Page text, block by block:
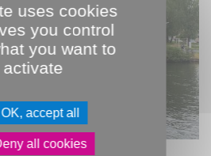
uses cookies
you control
you want to
activate
OK, accept all
all cookies